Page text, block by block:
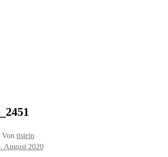
Von tistein
August 2020